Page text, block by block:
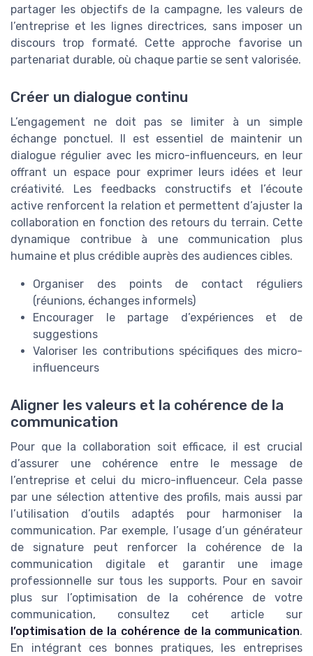
partager les objectifs de la campagne, les valeurs de
l’entreprise et les lignes directrices, sans imposer un
discours trop formaté. Cette approche favorise un
partenariat durable, où chaque partie se sent valorisée.
Créer un dialogue continu
L’engagement ne doit pas se limiter à un simple
échange ponctuel. Il est essentiel de maintenir un
dialogue régulier avec les micro-influenceurs, en leur
offrant un espace pour exprimer leurs idées et leur
créativité. Les feedbacks constructifs et l’écoute
active renforcent la relation et permettent d’ajuster la
collaboration en fonction des retours du terrain. Cette
dynamique contribue à une communication plus
humaine et plus crédible auprès des audiences cibles.
Organiser des points de contact réguliers
(réunions, échanges informels)
Encourager le partage d’expériences et de
suggestions
Valoriser les contributions spécifiques des micro-
influenceurs
Aligner les valeurs et la cohérence de la
communication
Pour que la collaboration soit efficace, il est crucial
d’assurer une cohérence entre le message de
l’entreprise et celui du micro-influenceur. Cela passe
par une sélection attentive des profils, mais aussi par
l’utilisation d’outils adaptés pour harmoniser la
communication. Par exemple, l’usage d’un générateur
de signature peut renforcer la cohérence de la
communication digitale et garantir une image
professionnelle sur tous les supports. Pour en savoir
plus sur l’optimisation de la cohérence de votre
communication, consultez cet article sur
l’optimisation de la cohérence de la communication.
En intégrant ces bonnes pratiques, les entreprises